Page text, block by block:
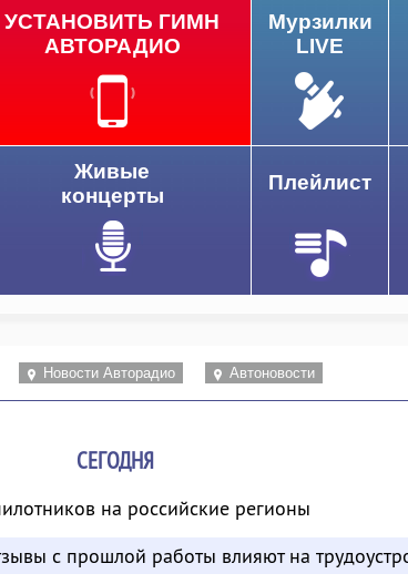
УСТАНОВИТЬ ГИМН
АВТОРАДИО
Мурзилки
LIVE
Живые
концерты
Плейлист
Новости Авторадио Автоновости
СЕГОДНЯ
на российские регионы
с прошлой работы влияют на